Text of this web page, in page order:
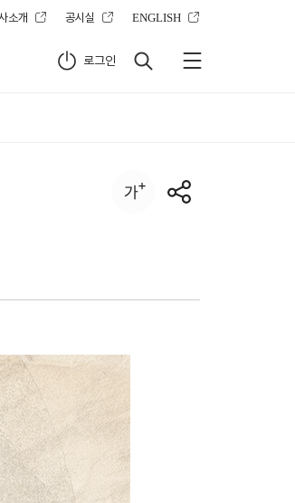
소개 공시실 ENGLISH
로그인